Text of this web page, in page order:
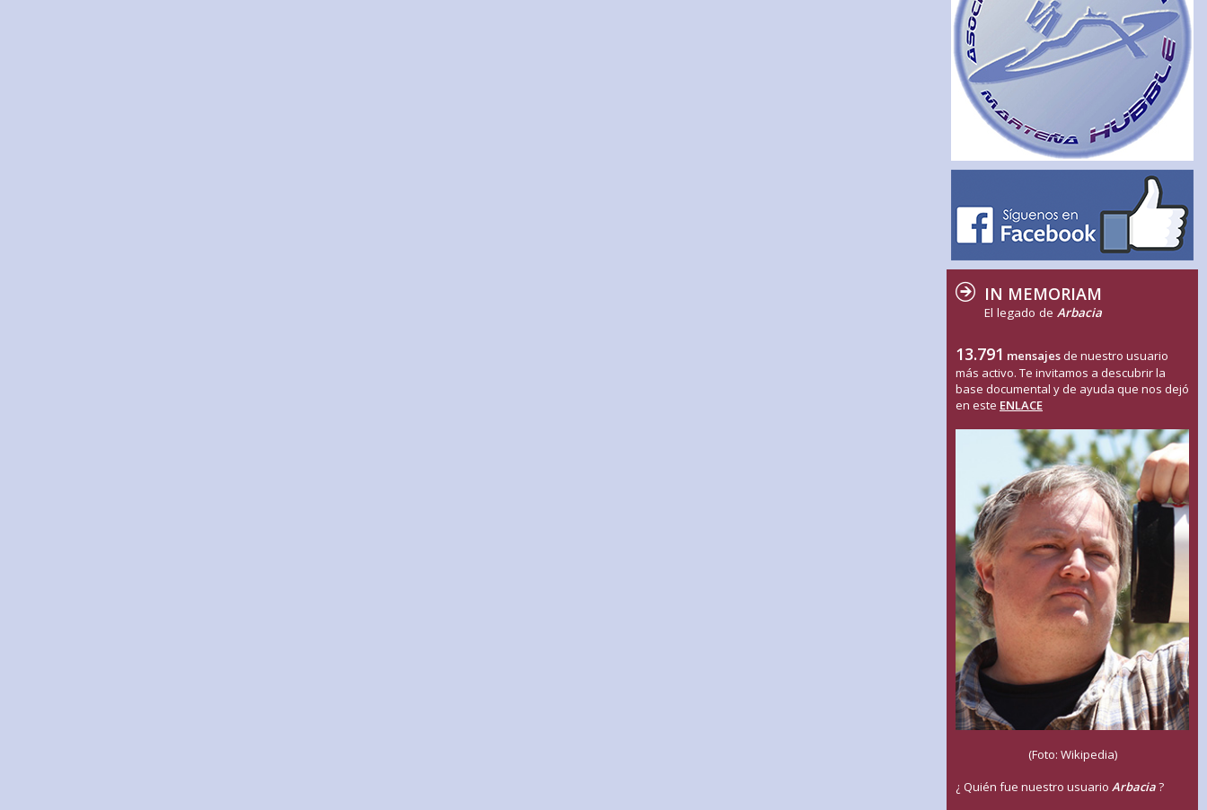
IN MEMORIAM
El legado de Arbacia
13.791 mensajes de nuestro usuario
más activo. Te invitamos a descubrir la
base documental y de ayuda que nos dejó
en este ENLACE
(Foto: Wikipedia)
¿ Quién fue nuestro usuario Arbacia?